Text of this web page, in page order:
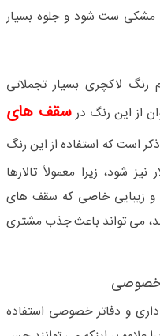
مشکی ست شود و جلوه بسیار
رنگ لاکچری بسیار تجملاتی
از این رنگ در سقف های
ذکر است که استفاده از این رنگ
شود، زیرا معمولاً تالارها
و زیبایی خاصی که سقف های
می تواند باعث جذب مشتری
و دفاتر خصوصی استفاده